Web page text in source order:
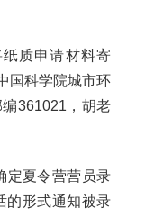
质申请材料寄
国科学院城市环
361021，胡老
夏令营营员录
的形式通知被录